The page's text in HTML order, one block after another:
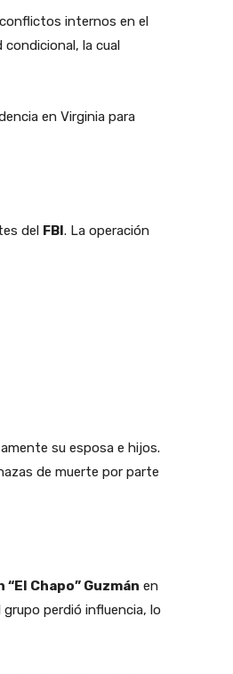
internos en el
condicional, la cual
en Virginia para
del FBI. La operación
su esposa e hijos.
de muerte por parte
Chapo” Guzmán en
grupo perdió influencia, lo